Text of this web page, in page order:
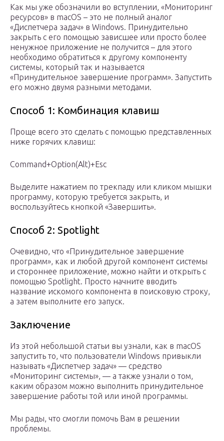
Как мы уже обозначили во вступлении, «Мониторинг
ресурсов» в macOS – это не полный аналог
«Диспетчера задач» в Windows. Принудительно
закрыть с его помощью зависшее или просто более
ненужное приложение не получится – для этого
необходимо обратиться к другому компоненту
системы, который так и называется
«Принудительное завершение программ». Запустить
его можно двумя разными методами.
Способ 1: Комбинация клавиш
Проще всего это сделать с помощью представленных
ниже горячих клавиш:
Command+Option(Alt)+Esc
Выделите нажатием по трекпаду или кликом мышки
программу, которую требуется закрыть, и
воспользуйтесь кнопкой «Завершить».
Способ 2: Spotlight
Очевидно, что «Принудительное завершение
программ», как и любой другой компонент системы
и стороннее приложение, можно найти и открыть с
помощью Spotlight. Просто начните вводить
название искомого компонента в поисковую строку,
а затем выполните его запуск.
Заключение
Из этой небольшой статьи вы узнали, как в macOS
запустить то, что пользователи Windows привыкли
называть «Диспетчер задач» — средство
«Мониторинг системы», — а также узнали о том,
каким образом можно выполнить принудительное
завершение работы той или иной программы.
Мы рады, что смогли помочь Вам в решении
проблемы.